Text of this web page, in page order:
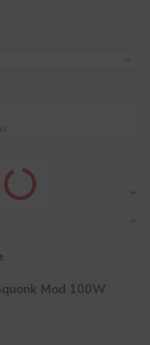
Mod 100W